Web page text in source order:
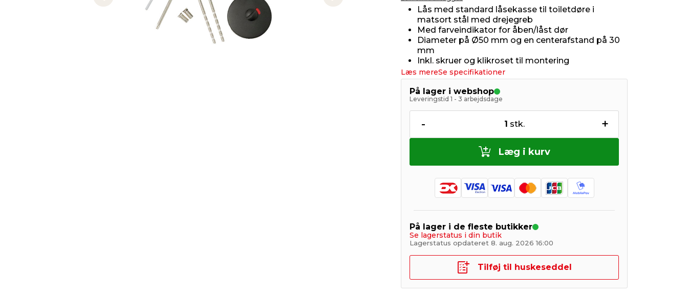
Previous slide Next slide
Lås med standard låsekasse til toiletdøre i
matsort stål med drejegreb
Med farveindikator for åben/låst dør
Diameter på Ø50 mm og en centerafstand på 30
mm
Inkl. skruer og klikroset til montering
Læs mereSe specifikationer
På lager i webshop
Leveringstid 1 - 3 arbejdsdage
- 1 stk. +
Læg i kurv
På lager i de fleste butikker
Se lagerstatus i din butik
Lagerstatus opdateret 8. aug. 2026 16:00
Tilføj til huskeseddel